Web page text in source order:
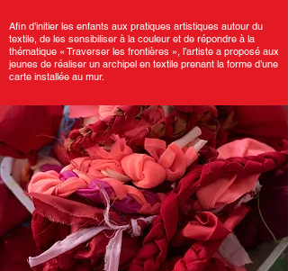
Afin d’initier les enfants aux pratiques artistiques autour du
textile, de les sensibiliser à la couleur et de répondre à la
thématique « Traverser les frontières », l’artiste a proposé aux
jeunes de réaliser un archipel en textile prenant la forme d’une
carte installée au mur.